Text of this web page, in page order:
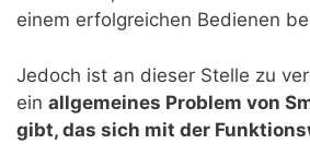
einem erfolgreichen Bedienen
Jedoch ist an dieser Stelle zu
ein allgemeines Problem von
gibt, das sich mit der